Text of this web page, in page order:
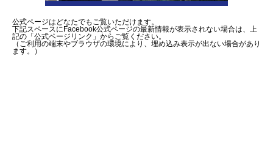
公式ページはどなたでもご覧いただけます。
下記スペースにFacebook公式ページの最新情報が表示されない場合は、上
記の「公式ページリンク」からご覧ください。
（ご利用の端末やブラウザの環境により、埋め込み表示が出ない場合があり
ます。）